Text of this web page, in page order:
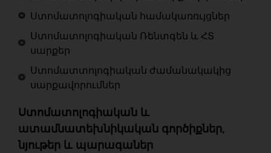
Ստոմատոլոգիական համակառռւյցներ
Ստոմատոլոգիական Ռենտգեն և ՀՏ
սարքեր
Ստոմատտոլոգիական ժամանակակից
սարքավորումներ
Ստոմատոլոգիական և
ատամնատեխնիկական գործիքներ,
նյութեր և պարագաներ